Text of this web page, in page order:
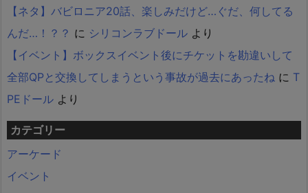
【ネタ】バビロニア20話、楽しみだけど…ぐだ、何してる
んだ…！？？ に シリコンラブドール より
【イベント】ボックスイベント後にチケットを勘違いして
全部QPと交換してしまうという事故が過去にあったね に T
PEドール より
カテゴリー
アーケード
イベント